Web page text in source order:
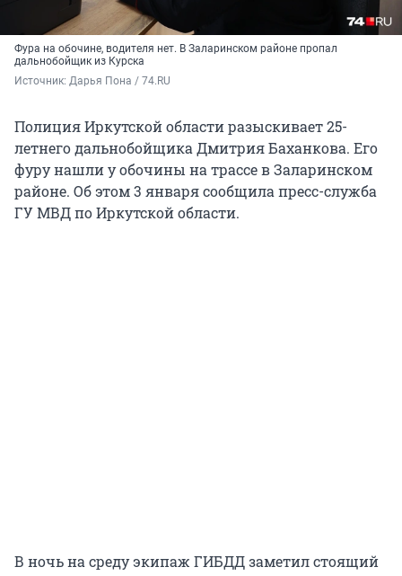
Фура на обочине, водителя нет. В Заларинском районе пропал
дальнобойщик из Курска
Источник: Дарья Пона / 74.RU
Полиция Иркутской области разыскивает 25-
летнего дальнобойщика Дмитрия Баханкова. Его
фуру нашли у обочины на трассе в Заларинском
районе. Об этом 3 января сообщила пресс-служба
ГУ МВД по Иркутской области.
В ночь на среду экипаж ГИБДД заметил стоящий